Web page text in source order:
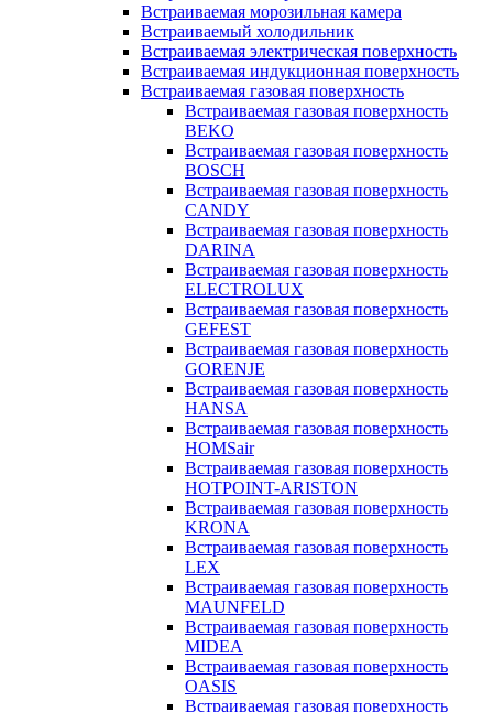
Встраиваемая морозильная камера
Встраиваемый холодильник
Встраиваемая электрическая поверхность
Встраиваемая индукционная поверхность
Встраиваемая газовая поверхность
Встраиваемая газовая поверхность
BEKO
Встраиваемая газовая поверхность
BOSCH
Встраиваемая газовая поверхность
CANDY
Встраиваемая газовая поверхность
DARINA
Встраиваемая газовая поверхность
ELECTROLUX
Встраиваемая газовая поверхность
GEFEST
Встраиваемая газовая поверхность
GORENJE
Встраиваемая газовая поверхность
HANSA
Встраиваемая газовая поверхность
HOMSair
Встраиваемая газовая поверхность
HOTPOINT-ARISTON
Встраиваемая газовая поверхность
KRONA
Встраиваемая газовая поверхность
LEX
Встраиваемая газовая поверхность
MAUNFELD
Встраиваемая газовая поверхность
MIDEA
Встраиваемая газовая поверхность
OASIS
Встраиваемая газовая поверхность